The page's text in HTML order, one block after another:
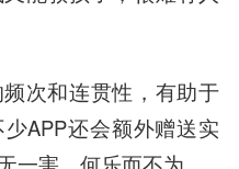
次和连贯性，有助于
APP还会额外赠送实